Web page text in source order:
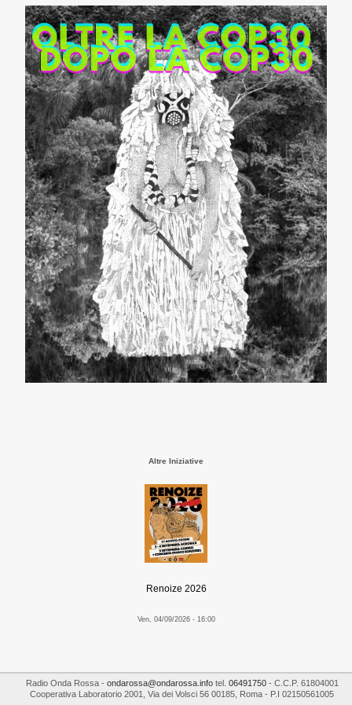
Altre Iniziative
Renoize 2026
Ven, 04/09/2026 - 16:00
Radio Onda Rossa- ondarossa@ondarossa.infotel. 06491750- C.C.P. 61804001
Cooperativa Laboratorio 2001
Via dei Volsci 56 00185 Roma - P.I 02150561005